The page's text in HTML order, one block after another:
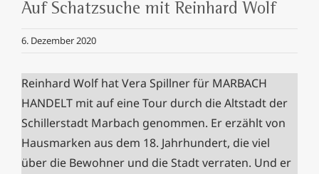
Auf Schatzsuche mit Reinhard Wolf
6. Dezember 2020
Reinhard Wolf hat Vera Spillner für MARBACH
HANDELT mit auf eine Tour durch die Altstadt der
Schillerstadt Marbach genommen. Er erzählt von
Hausmarken aus dem 18. Jahrhundert, die viel
über die Bewohner und die Stadt verraten. Und er